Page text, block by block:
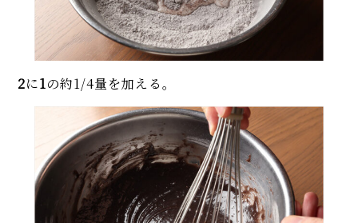
2に1の約1/4量を加える。